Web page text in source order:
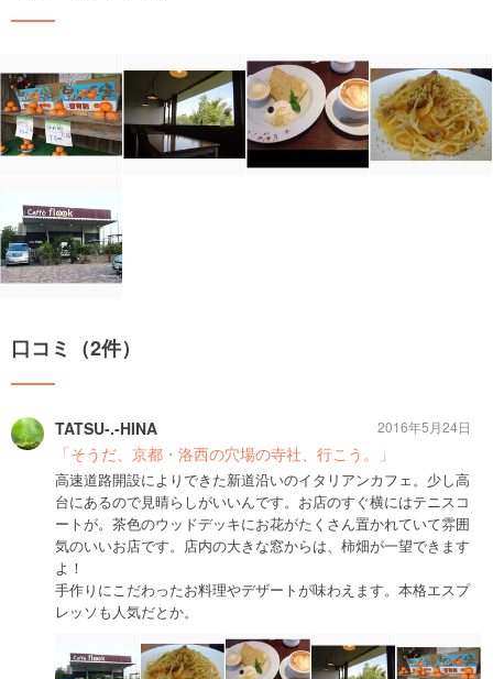
口コミ（2件）
TATSU-.-HINA
「そうだ、京都・洛西の穴場の寺社、行こう。」
高速道路開設によりできた新道沿いのイタリアンカフェ。少し高
台にあるので見晴らしがいいんです。お店のすぐ横にはテニスコ
ートが。茶色のウッドデッキにお花がたくさん置かれていて雰囲
気のいいお店です。店内の大きな窓からは、柿畑が一望できます
よ！
手作りにこだわったお料理やデザートが味わえます。本格エスプ
レッソも人気だとか。
2016年5月24日